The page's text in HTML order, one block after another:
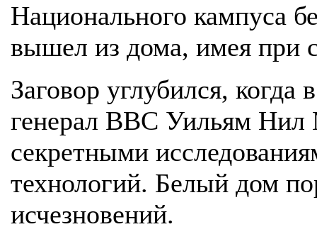
Национального кампуса
вышел из дома, имея при
Заговор углубился, когда
генерал ВВС Уильям Нил
секретными
технологий. Белый дом
исчезновений.